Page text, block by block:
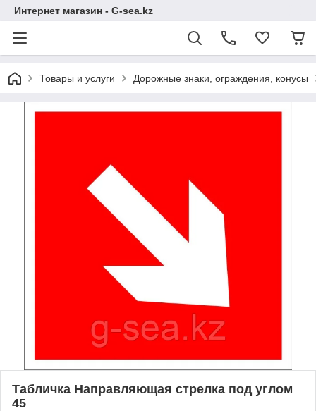
Интернет магазин - G-sea.kz
Товары и услуги Дорожные знаки, ограждения, конусы
Табличка Направляющая стрелка под углом
45